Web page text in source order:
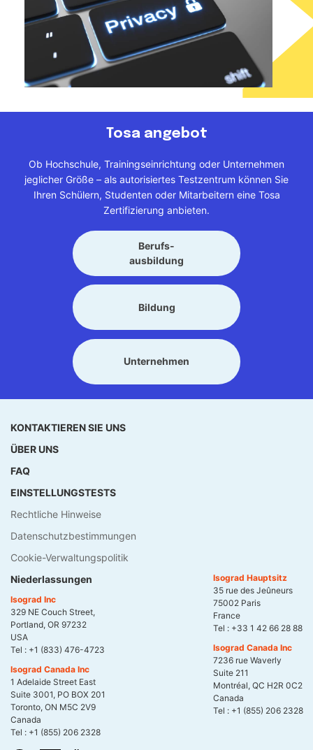
Tosa angebot
Ob Hochschule, Trainingseinrichtung oder Unternehmen
jeglicher Größe – als autorisiertes Testzentrum können Sie
Ihren Schülern, Studenten oder Mitarbeitern eine Tosa
Zertifizierung anbieten.
Berufs-
ausbildung
Bildung
Unternehmen
KONTAKTIEREN SIE UNS
ÜBER UNS
FAQ
EINSTELLUNGSTESTS
Rechtliche Hinweise
Datenschutzbestimmungen
Cookie-Verwaltungspolitik
Niederlassungen
Isograd Inc
329 NE Couch Street,
Portland, OR 97232
USA
Tel : +1 (833) 476-4723
Isograd Canada Inc
1 Adelaide Street East
Suite 3001, PO BOX 201
Toronto, ON M5C 2V9
Canada
Tel : +1 (855) 206 2328
Isograd Hauptsitz
35 rue des Jeûneurs
75002 Paris
France
Tel : +33 1 42 66 28 88
Isograd Canada Inc
7236 rue Waverly
Suite 211
Montréal, QC H2R 0C2
Canada
Tel : +1 (855) 206 2328